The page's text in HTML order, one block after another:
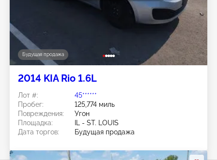
Будущая продажа
2014 KIA Rio 1.6L
Лот #:
45******
Пробег:
125,774 миль
Повреждения:
Угон
Площадка:
IL - ST. LOUIS
Дата торгов:
Будущая продажа